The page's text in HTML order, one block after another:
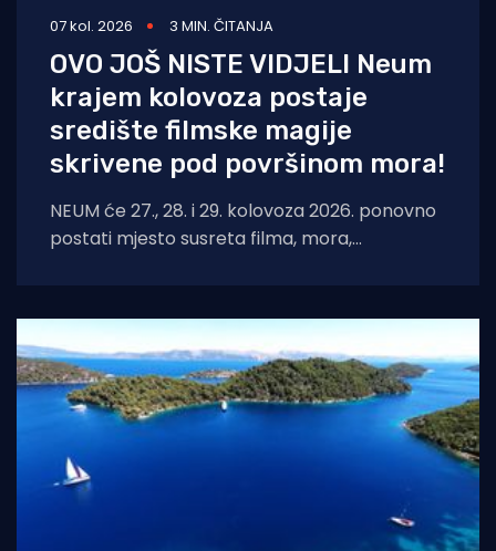
07 kol. 2026 3 MIN. ČITANJA
OVO JOŠ NISTE VIDJELI Neum
krajem kolovoza postaje
središte filmske magije
skrivene pod površinom mora!
NEUM će 27., 28. i 29. kolovoza 2026. ponovno
postati mjesto susreta filma, mora,